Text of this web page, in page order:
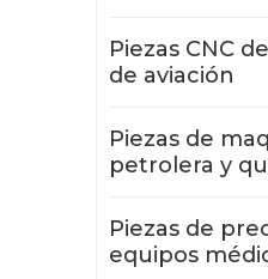
Piezas CNC
de aviación
Piezas de
petrolera y
Piezas de
equipos